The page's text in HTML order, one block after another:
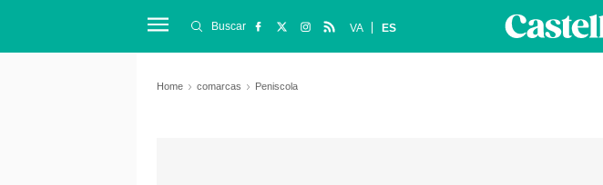
Buscar VA ES
Home comarcas Peniscola